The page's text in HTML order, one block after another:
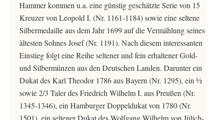
Hammer kommen u.a. eine günstig geschätzte Serie von 15
Kreuzer von Leopold I. (Nr. 1161-1184) sowie eine seltene
Silbermedaille aus dem Jahr 1699 auf die Vermählung seines
ältesten Sohnes Josef (Nr. 1191). Nach diesem interessanten
Einstieg folgt eine Reihe seltener und fein erhaltener Gold-
und Silbermünzen aus den Deutschen Landen. Darunter ein
Dukat des Karl Theodor 1786 aus Bayern (Nr. 1295), ein ½
sowie 2/3 Taler des Friedrich Wilhelm I. aus Preußen (Nr.
1345-1346), ein Hamburger Doppeldukat von 1780 (Nr.
1501), ein seltener Dukat des Wolfgang Wilhelm von Jülich-